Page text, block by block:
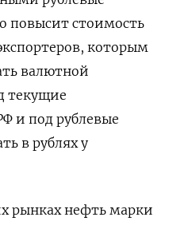
повысит стоимость
которым
валютной
текущие
и под рублевые
в рублях у
рынках нефть марки